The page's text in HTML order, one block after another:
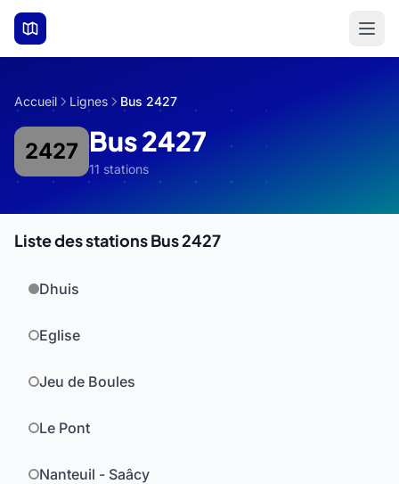
Aller au contenu principal
Accueil Lignes Bus 2427
2427 Bus 2427
11 stations
Liste des stations Bus 2427
Dhuis
Eglise
Jeu de Boules
Le Pont
Nanteuil - Saâcy